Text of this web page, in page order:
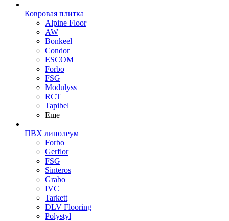
Ковровая плитка
Alpine Floor
AW
Bonkeel
Condor
ESCOM
Forbo
FSG
Modulyss
RCT
Tapibel
Еще
ПВХ линолеум
Forbo
Gerflor
FSG
Sinteros
Grabo
IVC
Tarkett
DLV Flooring
Polystyl